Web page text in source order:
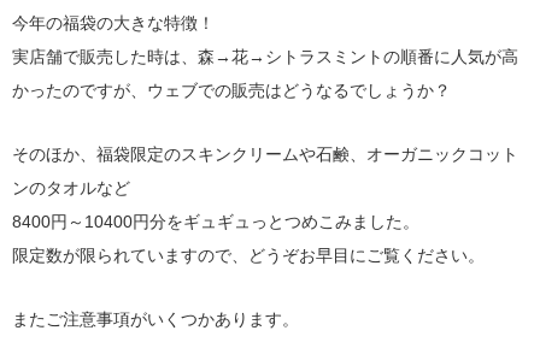
今年の福袋の大きな特徴！
実店舗で販売した時は、森→花→シトラスミントの順番に人気が高
かったのですが、ウェブでの販売はどうなるでしょうか？
そのほか、福袋限定のスキンクリームや石鹸、オーガニックコット
ンのタオルなど
8400円～10400円分をギュギュっとつめこみました。
限定数が限られていますので、どうぞお早目にご覧ください。
またご注意事項がいくつかあります。